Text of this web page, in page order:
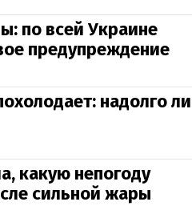
по всей Украине
предупреждение
надолго ли
какую непогоду
сильной жары